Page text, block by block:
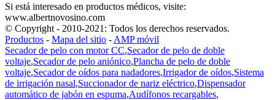
Si está interesado en productos médicos, visite:
www.albertnovosino.com
© Copyright - 2010-2021: Todos los derechos reservados.
Productos - Mapa del sitio - AMP móvil
Secador de pelo con motor CC,Secador de pelo de doble
voltaje,Secador de pelo aniónico,Plancha de pelo de doble
voltaje,Secador de oídos para nadadores,Irrigador de oídos,Sistema
de irrigación nasal,Succionador de nariz eléctrico,Dispensador
automático de jabón en espuma,Audífonos recargables,